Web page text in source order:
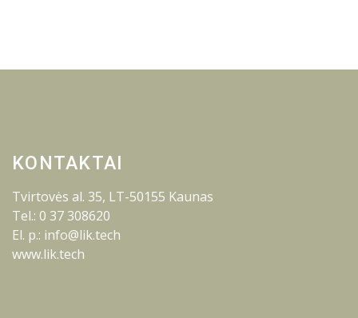
KONTAKTAI
Tvirtovės al. 35, LT-50155 Kaunas
Tel.: 0 37 308620
El. p.: info@lik.tech
www.lik.tech